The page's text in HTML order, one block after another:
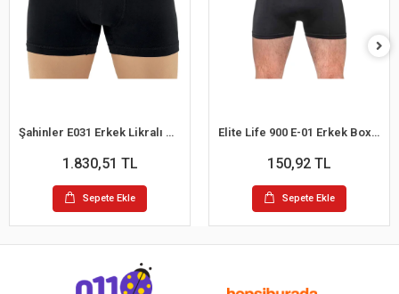
Şahinler E031 Erkek Likralı Boxer Külot 6lı Paket Siyah S
1.830,51 TL
Sepete Ekle
Elite Life 900 E-01 Erkek Boxer
150,92 TL
Sepete Ekle